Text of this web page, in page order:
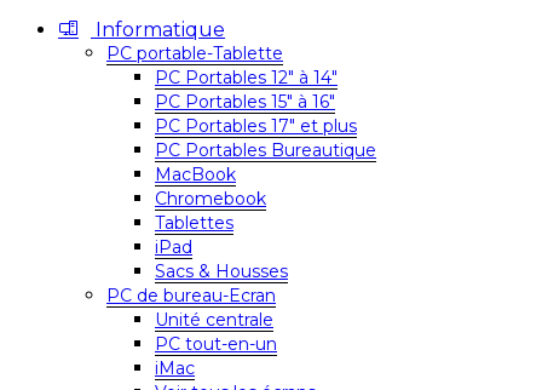
Informatique
PC portable-Tablette
PC Portables 12″ à 14″
PC Portables 15″ à 16″
PC Portables 17″ et plus
PC Portables Bureautique
MacBook
Chromebook
Tablettes
iPad
Sacs & Housses
PC de bureau-Ecran
Unité centrale
PC tout-en-un
iMac